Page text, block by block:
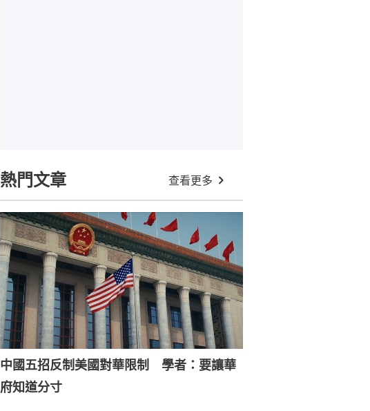
熱門文章 查看更多
中國五招反制美國對華限制 學者：要讓華
府知道分寸